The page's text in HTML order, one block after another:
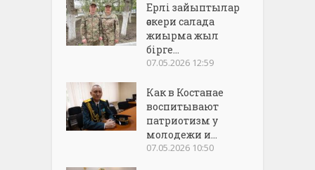
Ерлі зайыптылар
әскери салада
жиырма жыл
бірге...
07.05.2026 12:59
Как в Костанае
воспитывают
патриотизм у
молодежи и...
07.05.2026 10:50